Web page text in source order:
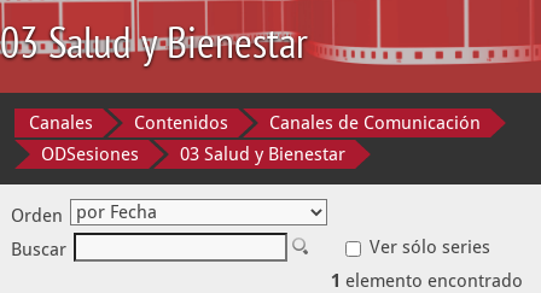
03 Salud y Bienestar
Canales Contenidos
Canales de Comunicación
ODSesiones
03 Salud y Bienestar
Orden
Buscar
Ver sólo series
1 elemento encontrado